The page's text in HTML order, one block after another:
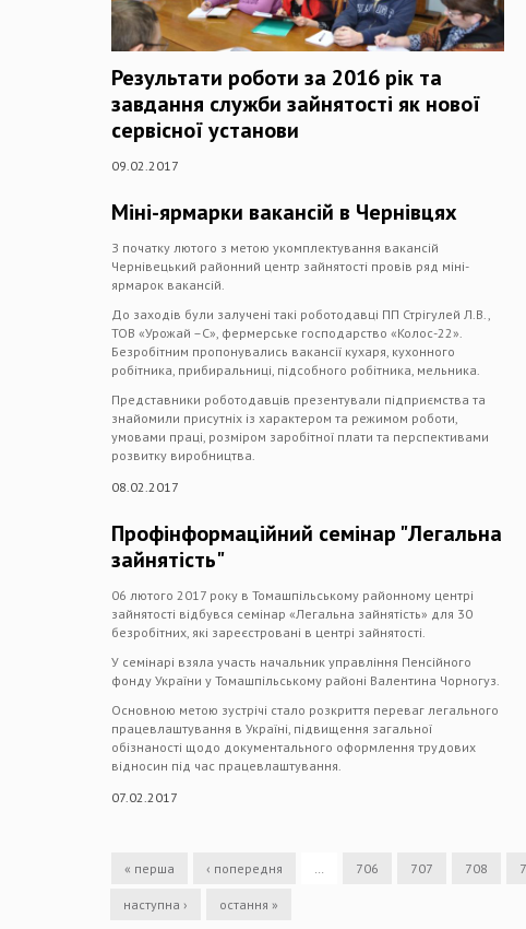
Результати роботи за 2016 рік та
завдання служби зайнятості як нової
сервісної установи
09.02.2017
Міні-ярмарки вакансій в Чернівцях
З початку лютого з метою укомплектування вакансій
Чернівецький районний центр зайнятості провів ряд міні-
ярмарок вакансій.
До заходів були залучені такі роботодавці ПП Стрігулей Л.В.,
ТОВ «Урожай –С», фермерське господарство «Колос-22».
Безробітним пропонувались вакансії кухаря, кухонного
робітника, прибиральниці, підсобного робітника, мельника.
Представники роботодавців презентували підприємства та
знайомили присутніх із характером та режимом роботи,
умовами праці, розміром заробітної плати та перспективами
розвитку виробництва.
08.02.2017
Профінформаційний семінар "Легальна
зайнятість"
06 лютого 2017 року в Томашпільському районному центрі
зайнятості відбувся семінар «Легальна зайнятість» для 30
безробітних, які зареєстровані в центрі зайнятості.
У семінарі взяла участь начальник управління Пенсійного
фонду України у Томашпільському районі Валентина Чорногуз.
Основною метою зустрічі стало розкриття переваг легального
працевлаштування в Україні, підвищення загальної
обізнаності щодо документального оформлення трудових
відносин під час працевлаштування.
07.02.2017
« перша ‹ попередня … 706 707 708
наступна › остання »